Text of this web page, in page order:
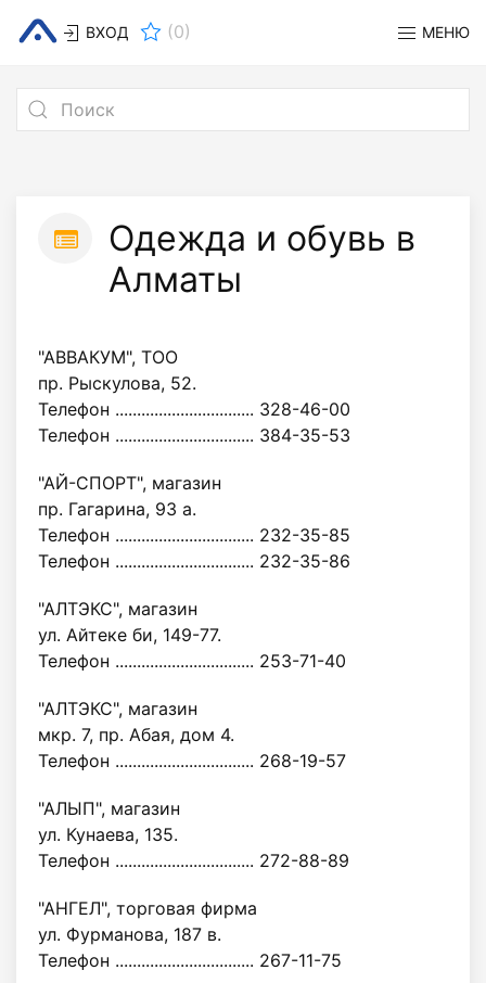
ВХОД (0) МЕНЮ
Одежда и обувь в
Алматы
"АВВАКУМ", ТОО
пр. Рыскулова, 52.
Телефон ................................ 328-46-00
Телефон ................................ 384-35-53
"АЙ-СПОРТ", магазин
пр. Гагарина, 93 а.
Телефон ................................ 232-35-85
Телефон ................................ 232-35-86
"АЛТЭКС", магазин
ул. Айтеке би, 149-77.
Телефон ................................ 253-71-40
"АЛТЭКС", магазин
мкр. 7, пр. Абая, дом 4.
Телефон ................................ 268-19-57
"АЛЫП", магазин
ул. Кунаева, 135.
Телефон ................................ 272-88-89
"АНГЕЛ", торговая фирма
ул. Фурманова, 187 в.
Телефон ................................ 267-11-75